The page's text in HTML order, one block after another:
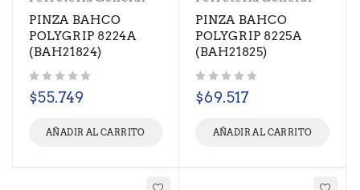
PINZA BAHCO
POLYGRIP 8224A
(BAH21824)
$55.749
AÑADIR AL CARRITO
PINZA BAHCO
POLYGRIP 8225A
(BAH21825)
$69.517
AÑADIR AL CARRITO